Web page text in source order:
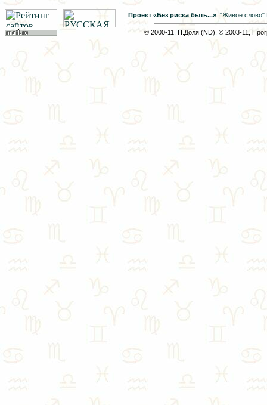
Проект «Без риска быть...» "Живое слово"
© 2000-11, Н.Доля (ND). © 2003-11,